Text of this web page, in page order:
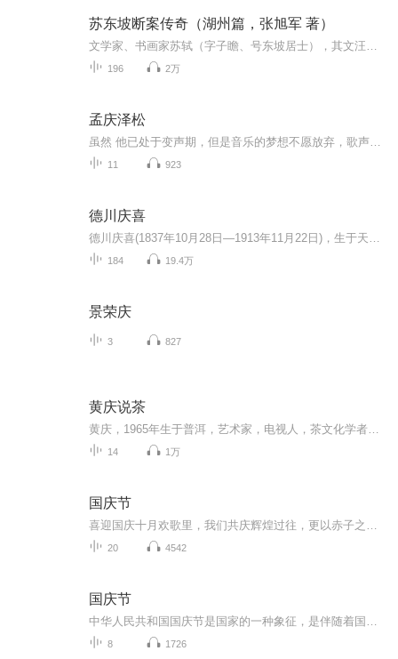
苏东坡断案传奇（湖州篇，张旭军 著）
196 2万
孟庆泽松
11 923
德川庆喜
184 19.4万
景荣庆
3 827
黄庆说茶
14 1万
国庆节
20 4542
国庆节
8 1726